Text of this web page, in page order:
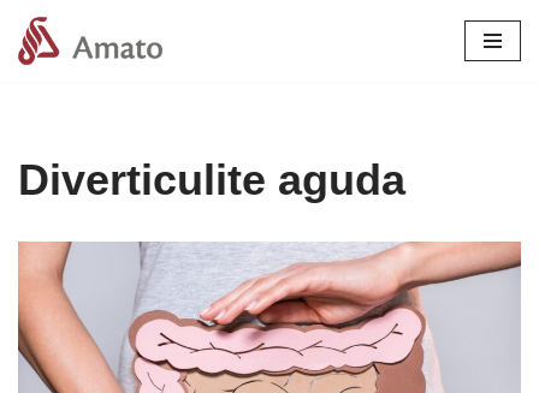
Pular
Diverticulite aguda